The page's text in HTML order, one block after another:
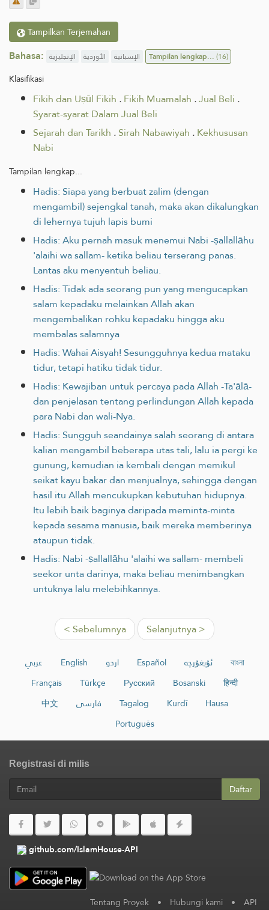
Tampilkan Terjemahan
Bahasa: الإنجليزية الأوردية الإسبانية Tampilan lengkap...(16)
Klasifikasi
Fikih dan Uṣūl Fikih .Fikih Muamalah .Jual Beli .
Syarat-syarat Dalam Jual Beli
Sejarah dan Tarikh .Sirah Nabawiyah .Kekhususan
Nabi
Tampilan lengkap...
Hadis: Siapa yang berbuat zalim (dengan
mengambil) sejengkal tanah, maka akan dikalungkan
di lehernya tujuh lapis bumi
Hadis: Aku pernah masuk menemui Nabi -ṣallallāhu
'alaihi wa sallam- ketika beliau terserang panas.
Lantas aku menyentuh beliau.
Hadis: Tidak ada seorang pun yang mengucapkan
salam kepadaku melainkan Allah akan
mengembalikan rohku kepadaku hingga aku
membalas salamnya
Hadis: Wahai Aisyah! Sesungguhnya kedua mataku
tidur, tetapi hatiku tidak tidur.
Hadis: Kewajiban untuk percaya pada Allah -Ta'ālā-
dan penjelasan tentang perlindungan Allah kepada
para Nabi dan wali-Nya.
Hadis: Sungguh seandainya salah seorang di antara
kalian mengambil beberapa ‎utas tali, lalu ia pergi ke
gunung, kemudian ia kembali dengan memikul
‎seikat kayu bakar dan menjualnya, sehingga dengan
hasil itu Allah ‎mencukupkan kebutuhan hidupnya.
Itu lebih baik baginya daripada ‎meminta-minta
kepada sesama manusia, baik mereka memberinya
ataupun ‎tidak.‎
Hadis: Nabi -ṣallallāhu 'alaihi wa sallam- membeli
seekor unta darinya, maka beliau menimbangkan
untuknya lalu melebihkannya.
< Sebelumnya Selanjutnya >
عربي English اردو Español ئۇيغۇرچە
বাংলা
Français
Türkçe Русский Bosanski
हिन्दी
中文
فارسی Tagalog Kurdî
Hausa
Português
Registrasi di milis
Daftar
github.com/IslamHouse-API
Tentang Proyek • Hubungi kami • API